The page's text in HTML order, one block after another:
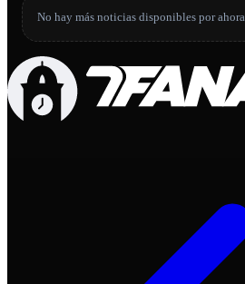
No hay más noticias disponibles por ahora.